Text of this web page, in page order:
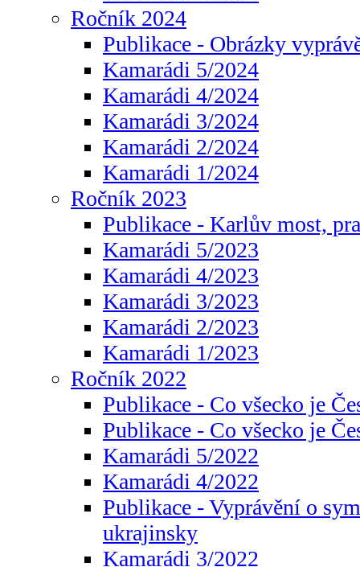
Ročník 2024
Publikace - Obrázky
Kamarádi 5/2024
Kamarádi 4/2024
Kamarádi 3/2024
Kamarádi 2/2024
Kamarádi 1/2024
Ročník 2023
Publikace - Karlův most,
Kamarádi 5/2023
Kamarádi 4/2023
Kamarádi 3/2023
Kamarádi 2/2023
Kamarádi 1/2023
Ročník 2022
Publikace - Co všecko je
Publikace - Co všecko je
Kamarádi 5/2022
Kamarádi 4/2022
Publikace - Vyprávění o
ukrajinsky
Kamarádi 3/2022